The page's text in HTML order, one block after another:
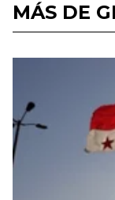
MÁS DE